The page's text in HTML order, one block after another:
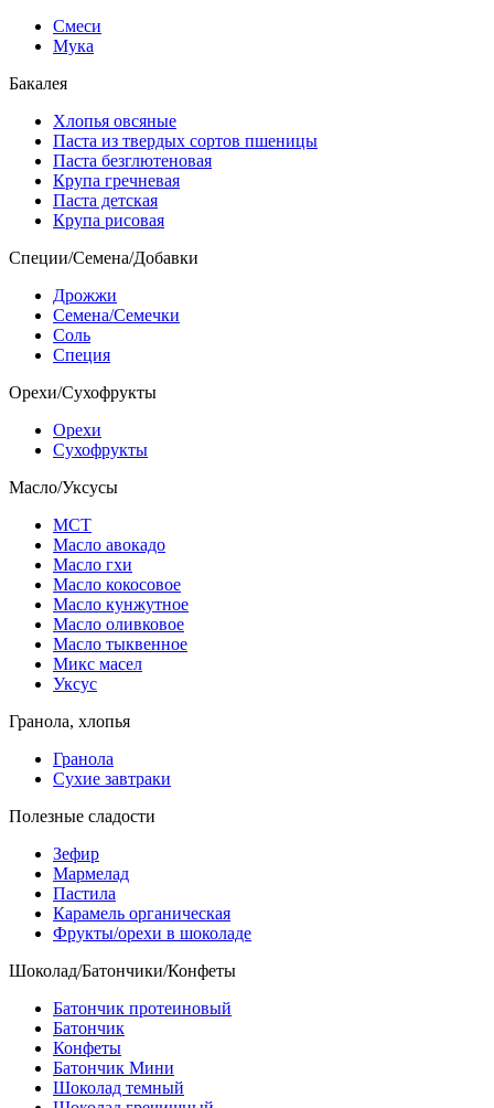
Смеси
Мука
Бакалея
Хлопья овсяные
Паста из твердых сортов пшеницы
Паста безглютеновая
Крупа гречневая
Паста детская
Крупа рисовая
Специи/Семена/Добавки
Дрожжи
Семена/Семечки
Соль
Специя
Орехи/Сухофрукты
Орехи
Сухофрукты
Масло/Уксусы
МСТ
Масло авокадо
Масло гхи
Масло кокосовое
Масло кунжутное
Масло оливковое
Масло тыквенное
Микс масел
Уксус
Гранола, хлопья
Гранола
Сухие завтраки
Полезные сладости
Зефир
Мармелад
Пастила
Карамель органическая
Фрукты/орехи в шоколаде
Шоколад/Батончики/Конфеты
Батончик протеиновый
Батончик
Конфеты
Батончик Мини
Шоколад темный